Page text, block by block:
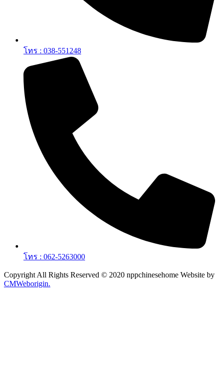
โทร : 038-551248
โทร : 062-5263000
Copyright All Rights Reserved © 2020 nppchinesehome Website by
CMWeborigin.